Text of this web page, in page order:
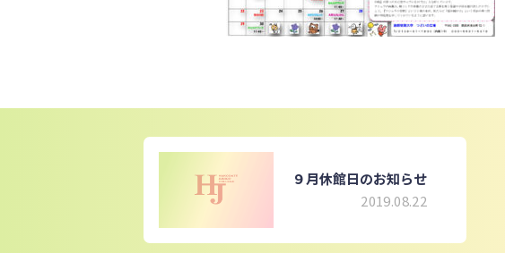
９月休館日のお知らせ
2019.08.22